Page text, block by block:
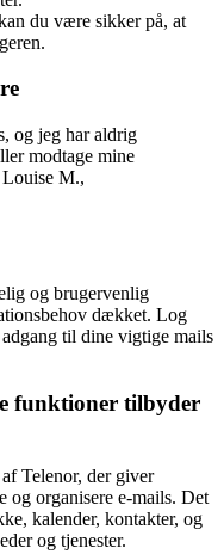
du være sikker på, at
og jeg har aldrig
modtage mine
Louise M.,
og brugervenlig
dækket. Log
til dine vigtige mails
funktioner tilbyder
Telenor, der giver
og organisere e-mails. Det
kalender, kontakter, og
og tjenester.